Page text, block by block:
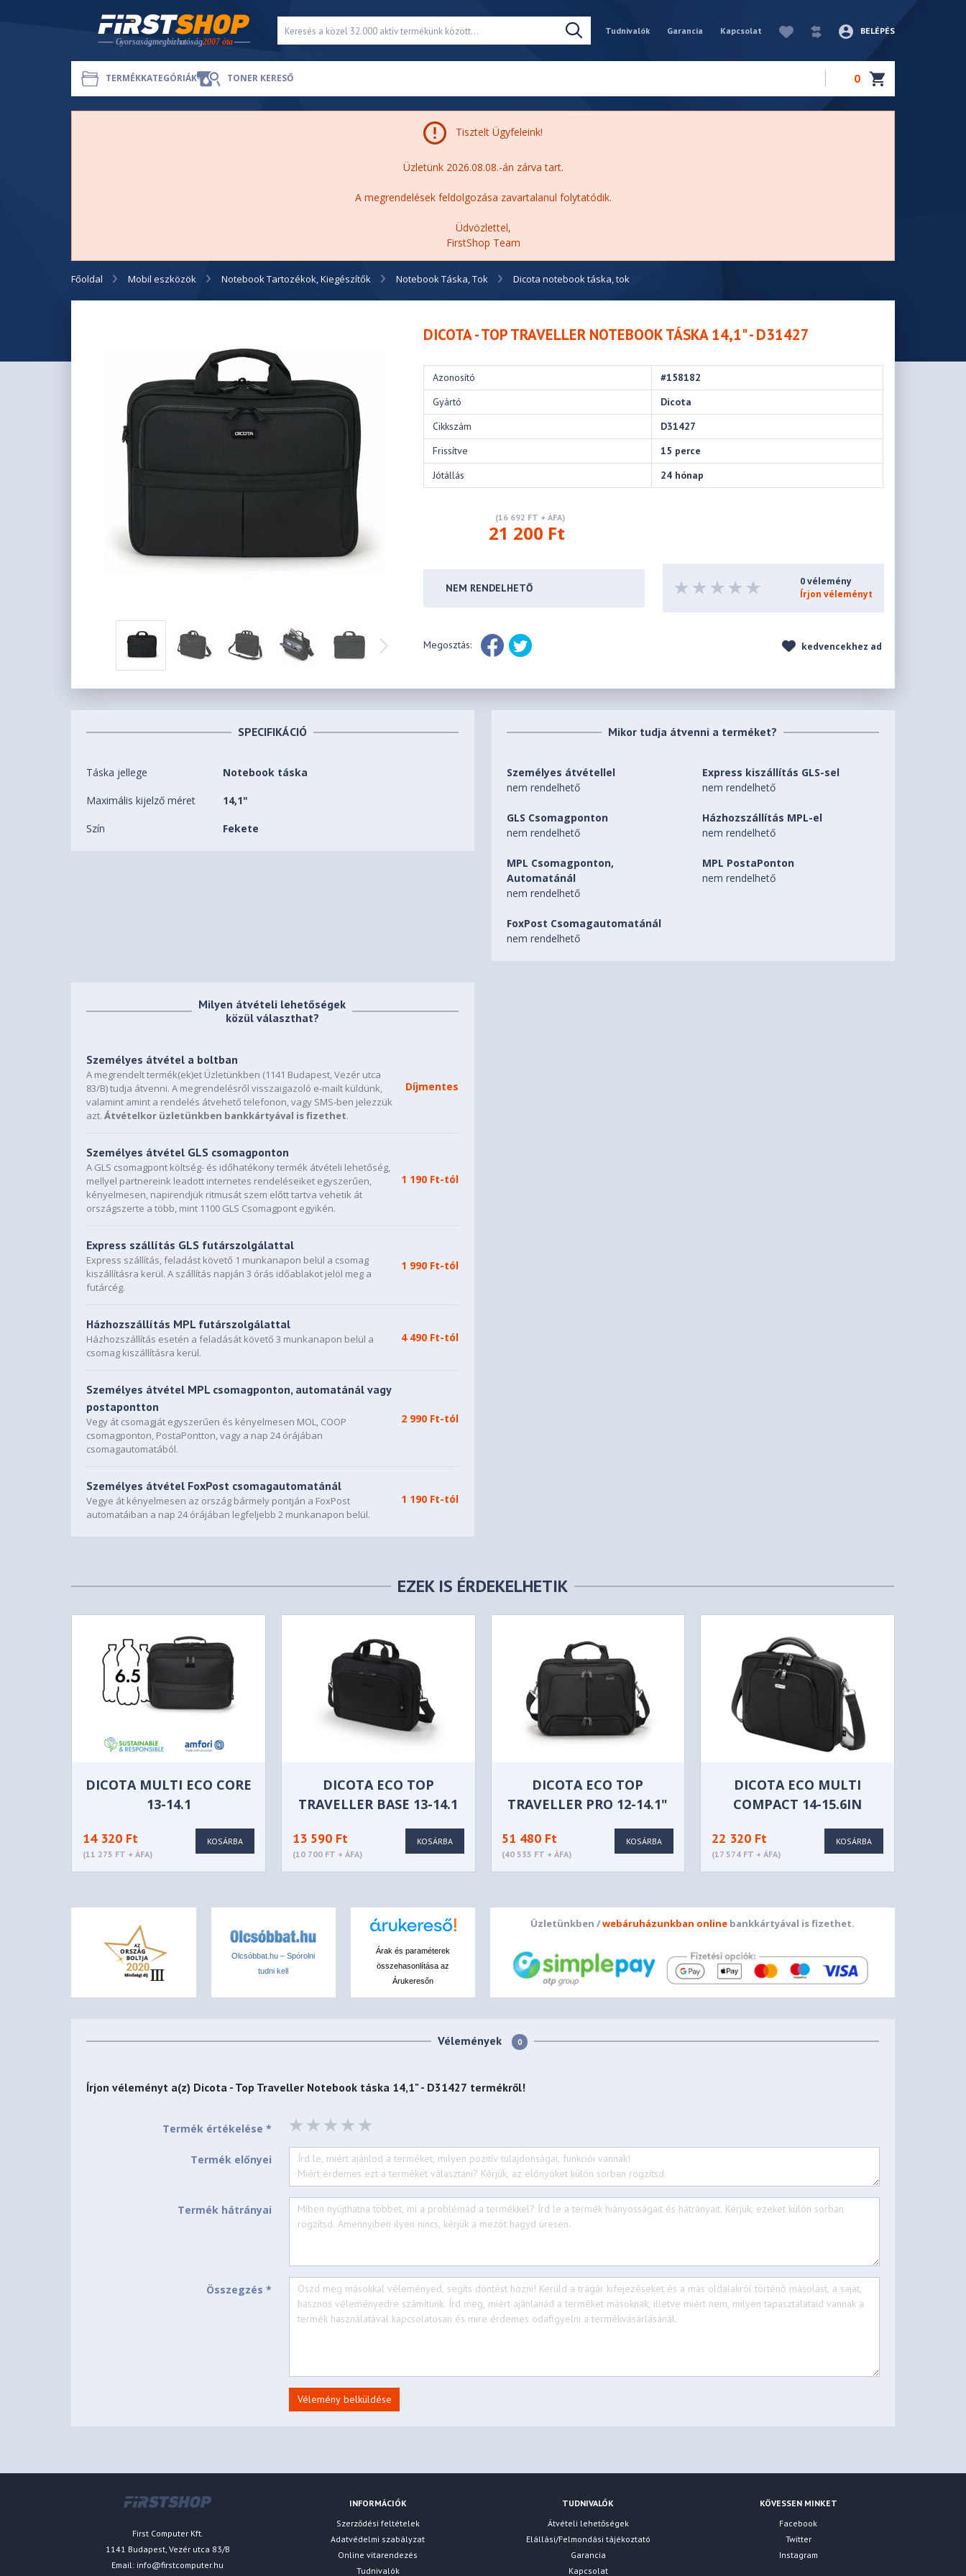
Tudnivalók Garancia Kapcsolat BELÉPÉS
TERMÉKKATEGÓRIÁK TONER KERESŐ 0
Tisztelt Ügyfeleink!
Üzletünk 2026.08.08.-án zárva tart.
A megrendelések feldolgozása zavartalanul folytatódik.
Üdvözlettel,
FirstShop Team
Főoldal Mobil eszközök Notebook Tartozékok, Kiegészítők Notebook Táska, Tok Dicota notebook táska, tok
DICOTA - TOP TRAVELLER NOTEBOOK TÁSKA 14,1" - D31427
Azonosító
#158182
Gyártó
Dicota
Cikkszám
D31427
Frissítve
15 perce
Jótállás
24 hónap
(16 692 FT + ÁFA)
21 200 Ft
NEM RENDELHETŐ
0 vélemény
Írjon véleményt
Megosztás: kedvencekhez ad
SPECIFIKÁCIÓ
Táska jellege Notebook táska
Maximális kijelző méret 14,1"
Szín Fekete
Mikor tudja átvenni a terméket?
Személyes átvétellel
nem rendelhető
Express kiszállítás GLS-sel
nem rendelhető
GLS Csomagponton
nem rendelhető
Házhozszállítás MPL-el
nem rendelhető
MPL Csomagponton,
Automatánál
nem rendelhető
MPL PostaPonton
nem rendelhető
FoxPost Csomagautomatánál
nem rendelhető
Milyen átvételi lehetőségek
közül választhat?
Személyes átvétel a boltban
A megrendelt termék(ek)et Üzletünkben (1141 Budapest, Vezér utca
83/B) tudja átvenni. A megrendelésről visszaigazoló e-mailt küldünk,
valamint amint a rendelés átvehető telefonon, vagy SMS-ben jelezzük
azt.Átvételkor üzletünkben bankkártyával is fizethet.
Díjmentes
Személyes átvétel GLS csomagponton
A GLS csomagpont költség- és időhatékony termék átvételi lehetőség,
mellyel partnereink leadott internetes rendeléseiket egyszerűen,
kényelmesen, napirendjük ritmusát szem előtt tartva vehetik át
országszerte a több, mint 1100 GLS Csomagpont egyikén.
1 190 Ft-tól
Express szállítás GLS futárszolgálattal
Express szállítás, feladást követő 1 munkanapon belül a csomag
kiszállításra kerül. A szállítás napján 3 órás időablakot jelöl meg a
futárcég.
1 990 Ft-tól
Házhozszállítás MPL futárszolgálattal
Házhozszállítás esetén a feladását követő 3 munkanapon belül a
csomag kiszállításra kerül.
4 490 Ft-tól
Személyes átvétel MPL csomagponton, automatánál vagy
postapontton
Vegy át csomagját egyszerűen és kényelmesen MOL, COOP
csomagponton, PostaPontton, vagy a nap 24 órájában
csomagautomatából.
2 990 Ft-tól
Személyes átvétel FoxPost csomagautomatánál
Vegye át kényelmesen az ország bármely pontján a FoxPost
automatáiban a nap 24 órájában legfeljebb 2 munkanapon belül.
1 190 Ft-tól
EZEK IS ÉRDEKELHETIK
DICOTA MULTI ECO CORE
13-14.1
14 320 Ft
(11 275 FT + ÁFA)
KOSÁRBA
DICOTA ECO TOP
TRAVELLER BASE 13-14.1
13 590 Ft
(10 700 FT + ÁFA)
KOSÁRBA
DICOTA ECO TOP
TRAVELLER PRO 12-14.1"
51 480 Ft
(40 535 FT + ÁFA)
KOSÁRBA
DICOTA ECO MULTI
COMPACT 14-15.6IN
22 320 Ft
(17 574 FT + ÁFA)
KOSÁRBA
Olcsóbbat.hu – Spórolni
tudni kell
Árak és paraméterek
összehasonlítása az
Árukeresőn
Üzletünkben /webáruházunkban online bankkártyával is fizethet.
Vélemények 0
Írjon véleményt a(z) Dicota - Top Traveller Notebook táska 14,1" - D31427 termékről!
Termék értékelése *
Termék előnyei
Termék hátrányai
Összegzés *
Vélemény belküldése
First Computer Kft.
1141 Budapest, Vezér utca 83/B
Email: info@firstcomputer.hu
INFORMÁCIÓK
Szerződési feltételek
Adatvédelmi szabályzat
Online vitarendezés
Tudnivalók
TUDNIVALÓK
Átvételi lehetőségek
Elállási/Felmondási tájékoztató
Garancia
Kapcsolat
KÖVESSEN MINKET
Facebook
Twitter
Instagram